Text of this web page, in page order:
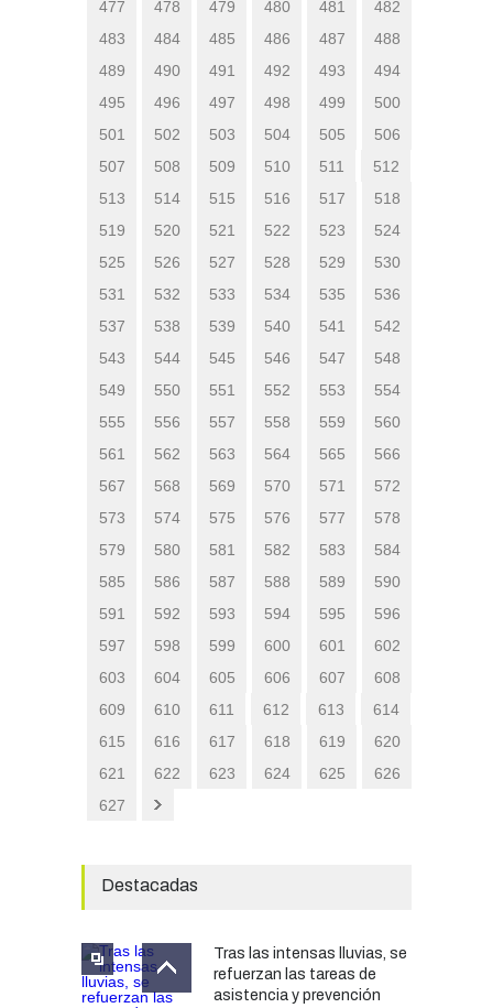
477 478 479 480 481
482
483
484 485 486 487
488
489
490 491 492 493
494
495
496 497 498 499
500
501
502 503 504 505
506
507
508 509 510 511
512
513
514 515 516 517
518
519
520 521 522 523
524
525
526 527 528 529
530
531
532 533 534 535
536
537
538 539 540 541
542
543
544 545 546 547
548
549
550 551 552 553
554
555
556 557 558 559
560
561
562 563 564 565
566
567
568 569 570 571
572
573
574 575 576 577
578
579
580 581 582 583
584
585
586 587 588 589
590
591
592 593 594 595
596
597
598 599 600 601
602
603
604 605 606 607
608
609
610 611 612 613
614
615
616 617 618 619
620
621
622 623 624 625
626
627
Destacadas
Tras las intensas lluvias, se
refuerzan las tareas de
asistencia y prevención